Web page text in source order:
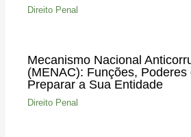
Direito Penal
Mecanismo Nacional
(MENAC): Funções, Poderes
Preparar a Sua Entidade
Direito Penal